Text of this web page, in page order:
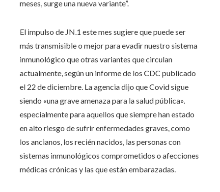
meses, surge una nueva variante”.
El impulso de JN.1 este mes sugiere que puede ser
más transmisible o mejor para evadir nuestro sistema
inmunológico que otras variantes que circulan
actualmente, según un informe de los CDC publicado
el 22 de diciembre. La agencia dijo que Covid sigue
siendo «una grave amenaza para la salud pública».
especialmente para aquellos que siempre han estado
en alto riesgo de sufrir enfermedades graves, como
los ancianos, los recién nacidos, las personas con
sistemas inmunológicos comprometidos o afecciones
médicas crónicas y las que están embarazadas.